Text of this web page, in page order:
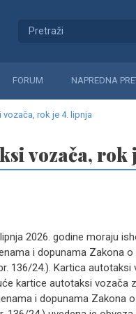
FORUM NAPREDNA
rok je 4. lipnja
vozača, rok
2026. godine moraju
i dopunama Zakona
136/24.). Kartica
kartice autotaksi vozača
i dopunama Zakona